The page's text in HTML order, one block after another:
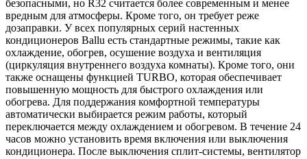
безопасными, но R32 считается более современным и менее
вредным для атмосферы. Кроме того, он требует реже
дозаправки. У всех популярных серий настенных
кондиционеров Ballu есть стандартные режимы, такие как
охлаждение, обогрев, осушение воздуха и вентиляция
(циркуляция внутреннего воздуха комнаты). Кроме того, они
также оснащены функцией TURBO, которая обеспечивает
повышенную мощность для быстрого охлаждения или
обогрева. Для поддержания комфортной температуры
автоматически выбирается режим работы, который
переключается между охлаждением и обогревом. В течение 24
часов можно установить время включения или выключения
кондиционера. После выключения сплит-системы, вентилятор